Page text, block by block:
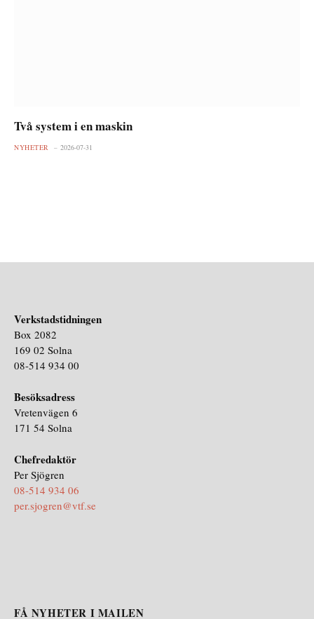
Två system i en maskin
NYHETER 2026-07-31
Verkstadstidningen
Box 2082
169 02 Solna
08-514 934 00
Besöksadress
Vretenvägen 6
171 54 Solna
Chefredaktör
Per Sjögren
08-514 934 06
per.sjogren@vtf.se
FÅ NYHETER I MAILEN